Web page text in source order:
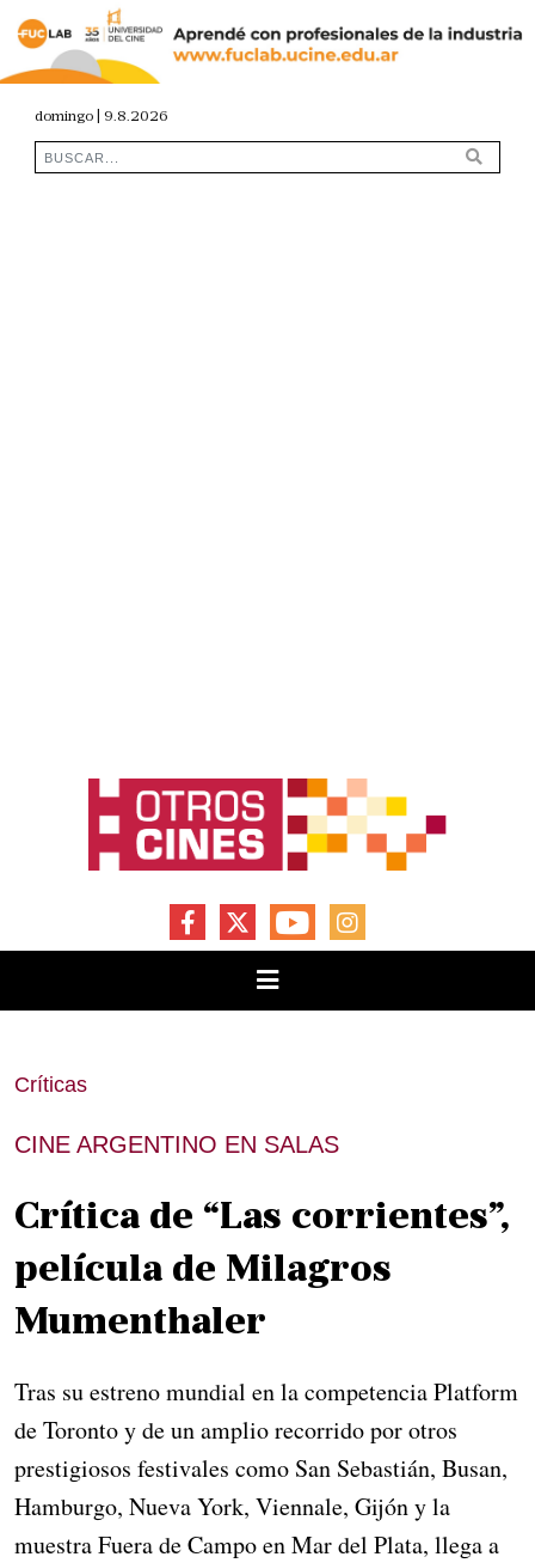
domingo | 9.8.2026
FACEBOOKYOUTUBEINSTAGRAM
Críticas
CINE ARGENTINO EN SALAS
Crítica de “Las corrientes”,
película de Milagros
Mumenthaler
Tras su estreno mundial en la competencia Platform
de Toronto y de un amplio recorrido por otros
prestigiosos festivales como San Sebastián, Busan,
Hamburgo, Nueva York, Viennale, Gijón y la
muestra Fuera de Campo en Mar del Plata, llega a